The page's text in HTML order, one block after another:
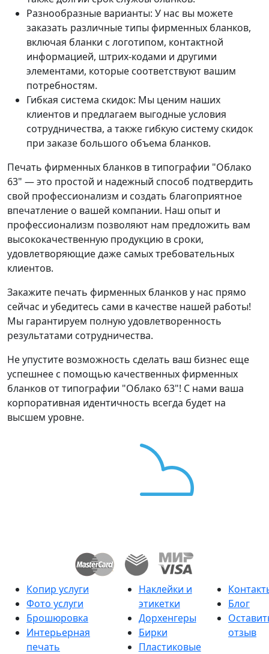
Разнообразные варианты: У нас вы можете
заказать различные типы фирменных бланков,
включая бланки с логотипом, контактной
информацией, штрих-кодами и другими
элементами, которые соответствуют вашим
потребностям.
Гибкая система скидок: Мы ценим наших
клиентов и предлагаем выгодные условия
сотрудничества, а также гибкую систему скидок
при заказе большого объема бланков.
Печать фирменных бланков в типографии "Облако
63" — это простой и надежный способ подтвердить
свой профессионализм и создать благоприятное
впечатление о вашей компании. Наш опыт и
профессионализм позволяют нам предложить вам
высококачественную продукцию в сроки,
удовлетворяющие даже самых требовательных
клиентов.
Закажите печать фирменных бланков у нас прямо
сейчас и убедитесь сами в качестве нашей работы!
Мы гарантируем полную удовлетворенность
результатами сотрудничества.
Не упустите возможность сделать ваш бизнес еще
успешнее с помощью качественных фирменных
бланков от типографии "Облако 63"! С нами ваша
корпоративная идентичность всегда будет на
высшем уровне.
Копир услуги
Фото услуги
Брошюровка
Интерьерная
печать
Наклейки и
этикетки
Дорхенгеры
Бирки
Пластиковые
Блог
отзыв